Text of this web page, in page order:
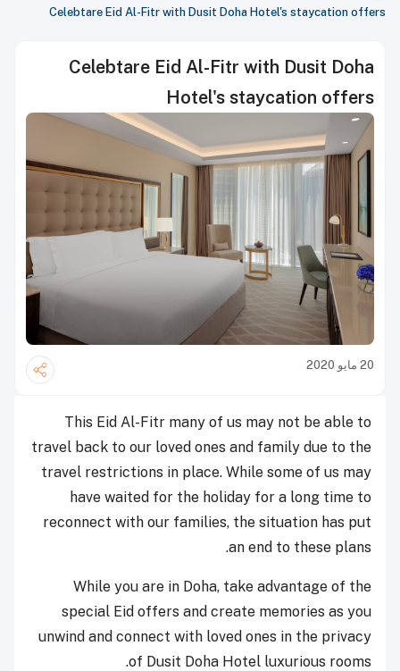
Celebtare Eid Al-Fitr with Dusit Doha Hotel's staycation offers
Celebtare Eid Al-Fitr with Dusit Doha
Hotel's staycation offers
20 مايو 2020
This Eid Al-Fitr many of us may not be able to
travel back to our loved ones and family due to the
travel restrictions in place. While some of us may
have waited for the holiday for a long time to
reconnect with our families, the situation has put
an end to these plans.
While you are in Doha, take advantage of the
special Eid offers and create memories as you
unwind and connect with loved ones in the privacy
of Dusit Doha Hotel luxurious rooms.